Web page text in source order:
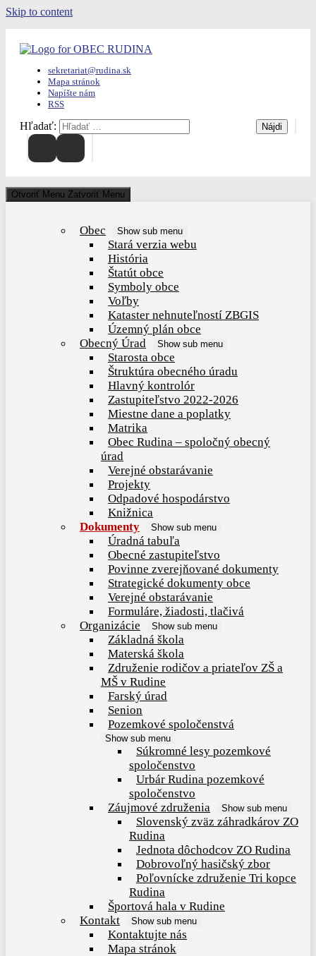
Skip to content
sekretariat@rudina.sk
Mapa stránok
Napíšte nám
RSS
Hľadať:
Otvoriť Menu Zatvoriť Menu
Obec Show sub menu
Stará verzia webu
História
Štatút obce
Symboly obce
Voľby
Kataster nehnuteľností ZBGIS
Územný plán obce
Obecný Úrad
Show sub menu
Starosta obce
Štruktúra obecného úradu
Hlavný kontrolór
Zastupiteľstvo 2022-2026
Miestne dane a poplatky
Matrika
Obec Rudina – spoločný obecný
úrad
Verejné obstarávanie
Projekty
Odpadové hospodárstvo
Knižnica
Dokumenty
Show sub menu
Úradná tabuľa
Obecné zastupiteľstvo
Povinne zverejňované dokumenty
Strategické dokumenty obce
Verejné obstarávanie
Formuláre, žiadosti, tlačivá
Organizácie
Show sub menu
Základná škola
Materská škola
Združenie rodičov a priateľov ZŠ a
MŠ v Rudine
Farský úrad
Senion
Pozemkové spoločenstvá
Show sub menu
Súkromné lesy pozemkové
spoločenstvo
Urbár Rudina pozemkové
spoločenstvo
Záujmové združenia
Show sub menu
Slovenský zväz záhradkárov ZO
Rudina
Jednota dôchodcov ZO Rudina
Dobrovoľný hasičský zbor
Poľovnícke združenie Tri kopce
Rudina
Športová hala v Rudine
Kontakt
Show sub menu
Kontaktujte nás
Mapa stránok